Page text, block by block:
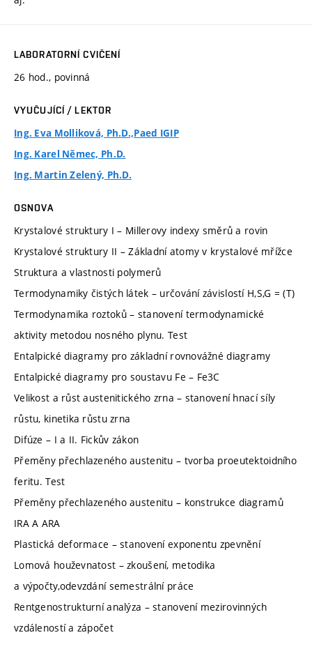
LABORATORNÍ CVIČENÍ
26 hod., povinná
VYUČUJÍCÍ / LEKTOR
Ing. Eva Molliková, Ph.D.,Paed IGIP
Ing. Karel Němec, Ph.D.
Ing. Martin Zelený, Ph.D.
OSNOVA
Krystalové struktury I – Millerovy indexy směrů a rovin
Krystalové struktury II – Základní atomy v krystalové mřížce
Struktura a vlastnosti polymerů
Termodynamiky čistých látek – určování závislostí H,S,G = (T)
Termodynamika roztoků – stanovení termodynamické
aktivity metodou nosného plynu. Test
Entalpické diagramy pro základní rovnovážné diagramy
Entalpické diagramy pro soustavu Fe – Fe3C
Velikost a růst austenitického zrna – stanovení hnací síly
růstu, kinetika růstu zrna
Difúze – I a II. Fickův zákon
Přeměny přechlazeného austenitu – tvorba proeutektoidního
feritu. Test
Přeměny přechlazeného austenitu – konstrukce diagramů
IRA A ARA
Plastická deformace – stanovení exponentu zpevnění
Lomová houževnatost – zkoušení, metodika
a výpočty,odevzdání semestrální práce
Rentgenostrukturní analýza – stanovení mezirovinných
vzdáleností a zápočet